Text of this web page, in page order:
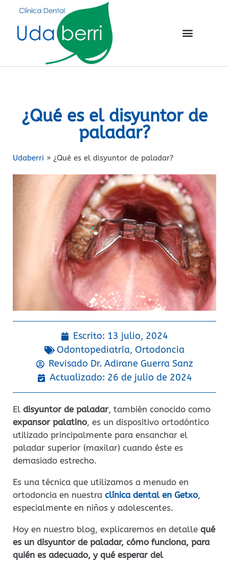
¿Qué es el disyuntor de
paladar?
Udaberri » ¿Qué es el disyuntor de paladar?
Escrito: 13 julio, 2024
Odontopediatría, Ortodoncia
Revisado Dr. Adirane Guerra Sanz
Actualizado: 26 de julio de 2024
El disyuntor de paladar, también conocido como
expansor palatino, es un dispositivo ortodóntico
utilizado principalmente para ensanchar el
paladar superior (maxilar) cuando éste es
demasiado estrecho.
Es una técnica que utilizamos a menudo en
ortodoncia en nuestra clínica dental en Getxo,
especialmente en niños y adolescentes.
Hoy en nuestro blog, explicaremos en detalle qué
es un disyuntor de paladar, cómo funciona, para
quién es adecuado, y qué esperar del